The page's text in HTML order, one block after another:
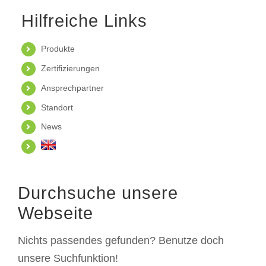
Hilfreiche Links
Produkte
Zertifizierungen
Ansprechpartner
Standort
News
Durchsuche unsere
Webseite
Nichts passendes gefunden? Benutze doch
unsere Suchfunktion!